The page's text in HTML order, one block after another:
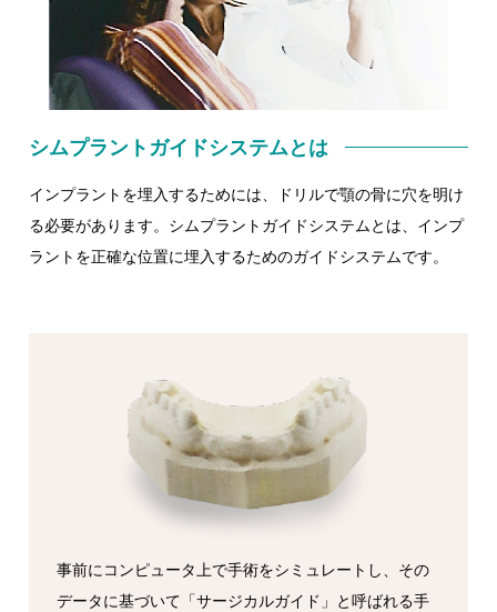
シムプラントガイドシステムとは
インプラントを埋入するためには、ドリルで顎の骨に穴を明け
る必要があります。シムプラントガイドシステムとは、インプ
ラントを正確な位置に埋入するためのガイドシステムです。
事前にコンピュータ上で手術をシミュレートし、その
データに基づいて「サージカルガイド」と呼ばれる手